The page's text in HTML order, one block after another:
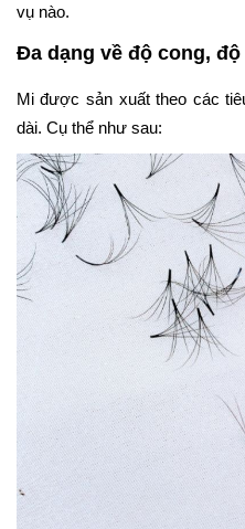
vụ nào.
Đa dạng về độ cong,
Mi được sản xuất theo các
dài. Cụ thể như sau: